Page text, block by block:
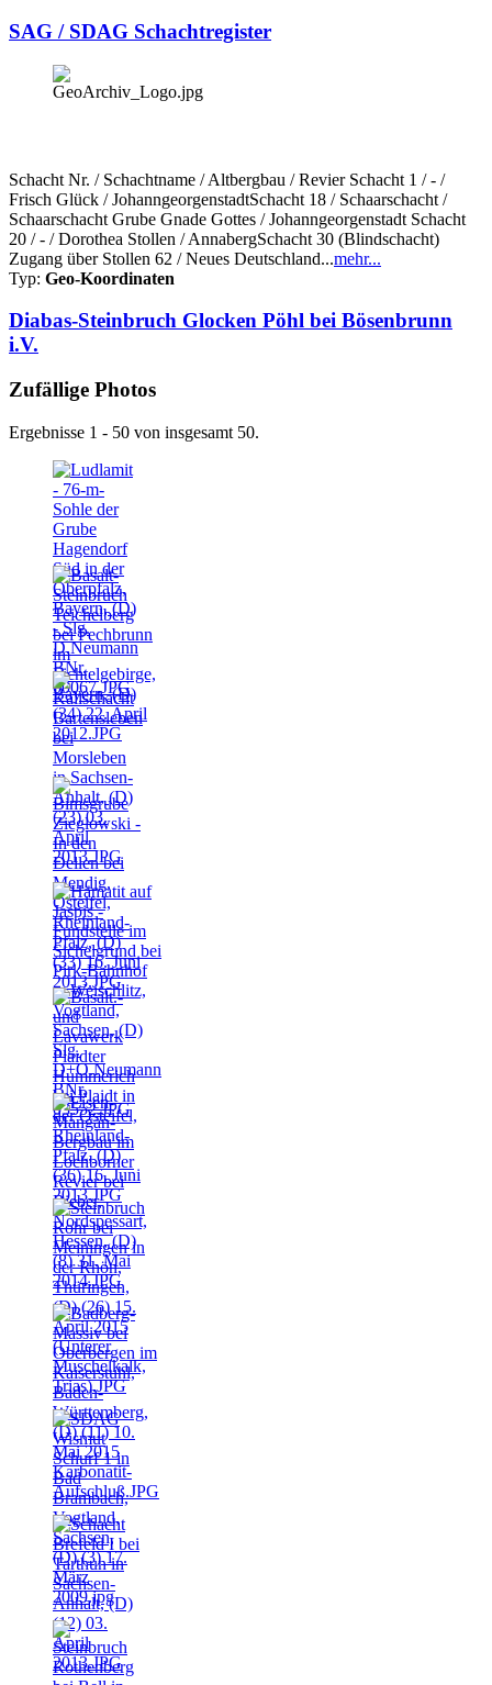
SAG / SDAG Schachtregister
Schacht Nr. / Schachtname / Altbergbau / Revier Schacht 1 / - /
Frisch Glück / JohanngeorgenstadtSchacht 18 / Schaarschacht /
Schaarschacht Grube Gnade Gottes / Johanngeorgenstadt Schacht
20 / - / Dorothea Stollen / AnnabergSchacht 30 (Blindschacht)
Zugang über Stollen 62 / Neues Deutschland...mehr...
Typ: Geo-Koordinaten
Diabas-Steinbruch Glocken Pöhl bei Bösenbrunn
i.V.
Zufällige Photos
Ergebnisse 1 - 50 von insgesamt 50.